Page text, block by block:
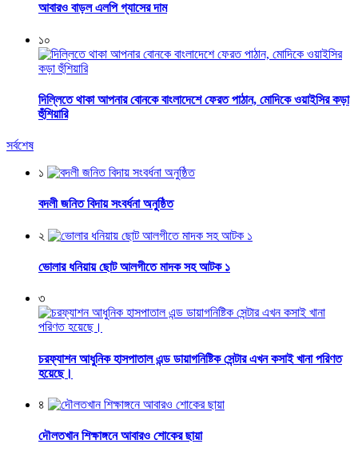
আবারও বাড়ল এলপি গ্যাসের দাম
১০
দিল্লিতে থাকা আপনার বোনকে বাংলাদেশে ফেরত পাঠান, মোদিকে ওয়াইসির কড়া
হুঁশিয়ারি
সর্বশেষ
১
বদলী জনিত বিদায় সংবর্ধনা অনুষ্ঠিত
২
ভোলার ধনিয়ায় ছোট আলগীতে মাদক সহ আটক ১
৩
চরফ্যাশন আধুনিক হাসপাতাল এন্ড ডায়াগনিষ্টিক সেন্টার এখন কসাই খানা পরিণত
হয়েছে।
৪
দৌলতখান শিক্ষাঙ্গনে আবারও শোকের ছায়া